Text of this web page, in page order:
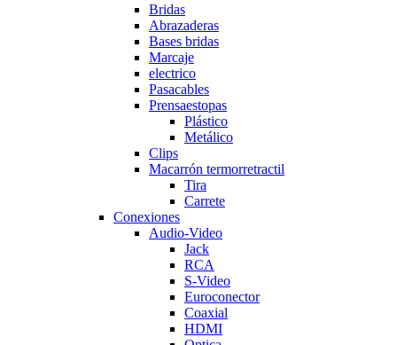
Bridas
Abrazaderas
Bases bridas
Marcaje
electrico
Pasacables
Prensaestopas
Plástico
Metálico
Clips
Macarrón termorretractil
Tira
Carrete
Conexiones
Audio-Video
Jack
RCA
S-Video
Euroconector
Coaxial
HDMI